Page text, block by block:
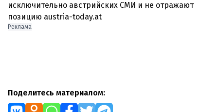
исключительно австрийских СМИ и не отражают
позицию austria-today.at
Реклама
Поделитесь материалом: